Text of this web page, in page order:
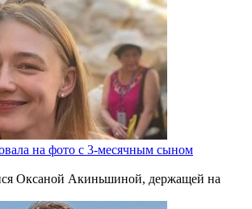
на фото с 3-месячным сыном
Оксаной Акиньшиной, держащей на